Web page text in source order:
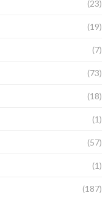
(23)
(19)
(7)
(73)
(18)
(1)
(57)
(1)
(187)